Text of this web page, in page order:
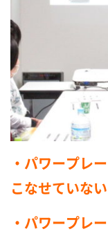
・パワープレ
こなせていない
・ パワープレ